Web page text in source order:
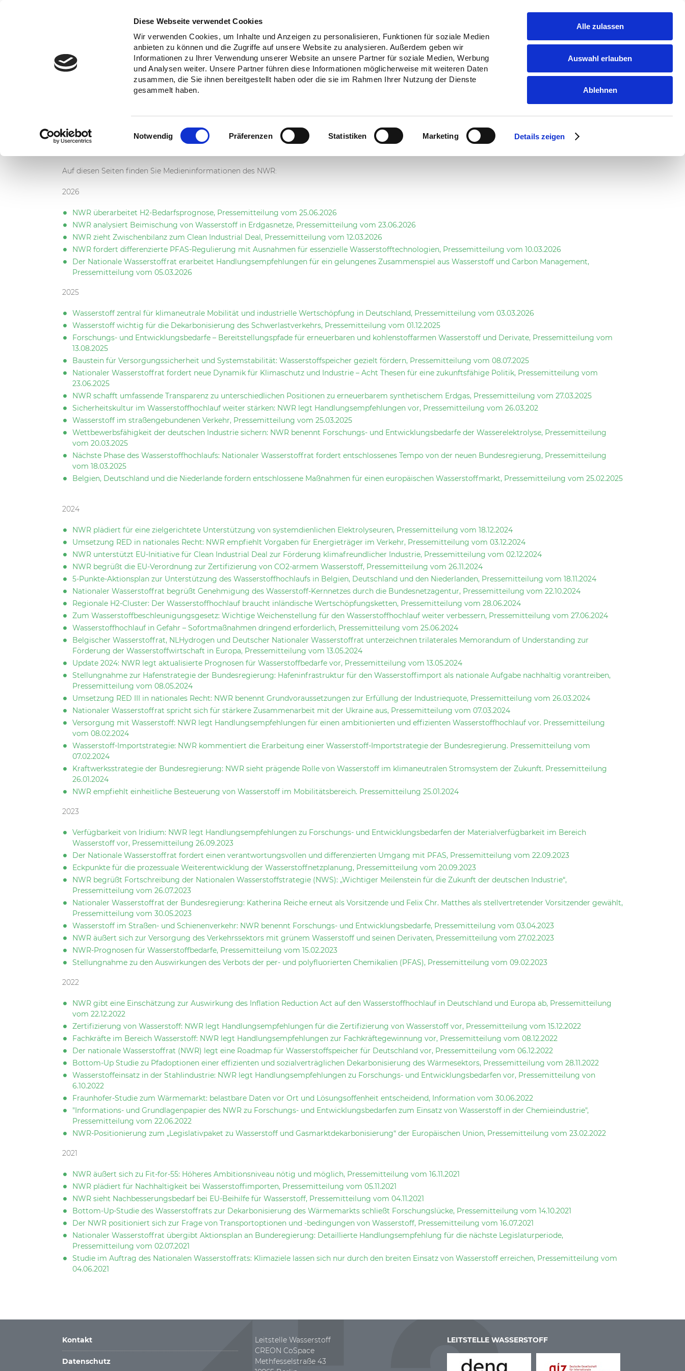
Diese Webseite verwendet Cookies
Wir verwenden Cookies, um Inhalte und Anzeigen zu personalisieren, Funktionen für soziale Medien
anbieten zu können und die Zugriffe auf unsere Website zu analysieren. Außerdem geben wir
Informationen zu Ihrer Verwendung unserer Website an unsere Partner für soziale Medien, Werbung
und Analysen weiter. Unsere Partner führen diese Informationen möglicherweise mit weiteren Daten
zusammen, die Sie ihnen bereitgestellt haben oder die sie im Rahmen Ihrer Nutzung der Dienste
gesammelt haben.
Einwilligungsauswahl
Notwendig
Präferenzen Statistiken Marketing Details zeigen
Alle zulassen
Auswahl erlauben
Ablehnen
DE | EN
NATIONALER WASSERSTOFFRAT HANDLUNGSEMPFEHLUNGEN MEDIENINFORMATIONEN
Medieninformationen
MEDIENINFORMATIONEN
Auf diesen Seiten finden Sie Medieninformationen des NWR:
2026
NWR überarbeitet H2-Bedarfsprognose, Pressemitteilung vom 25.06.2026
NWR analysiert Beimischung von Wasserstoff in Erdgasnetze, Pressemitteilung vom 23.06.2026
NWR zieht Zwischenbilanz zum Clean Industrial Deal, Pressemitteilung vom 12.03.2026
NWR fordert differenzierte PFAS-Regulierung mit Ausnahmen für essenzielle Wasserstofftechnologien, Pressemitteilung vom 10.03.2026
Der Nationale Wasserstoffrat erarbeitet Handlungsempfehlungen für ein gelungenes Zusammenspiel aus Wasserstoff und Carbon Management,
Pressemitteilung vom 05.03.2026
2025
Wasserstoff zentral für klimaneutrale Mobilität und industrielle Wertschöpfung in Deutschland, Pressemitteilung vom 03.03.2026
Wasserstoff wichtig für die Dekarbonisierung des Schwerlastverkehrs, Pressemitteilung vom 01.12.2025
Forschungs- und Entwicklungsbedarfe – Bereitstellungspfade für erneuerbaren und kohlenstoffarmen Wasserstoff und Derivate, Pressemitteilung vom
13.08.2025
Baustein für Versorgungssicherheit und Systemstabilität: Wasserstoffspeicher gezielt fördern, Pressemitteilung vom 08.07.2025
Nationaler Wasserstoffrat fordert neue Dynamik für Klimaschutz und Industrie – Acht Thesen für eine zukunftsfähige Politik, Pressemitteilung vom
23.06.2025
NWR schafft umfassende Transparenz zu unterschiedlichen Positionen zu erneuerbarem synthetischem Erdgas, Pressemitteilung vom 27.03.2025
Sicherheitskultur im Wasserstoffhochlauf weiter stärken: NWR legt Handlungsempfehlungen vor, Pressemitteilung vom 26.03.202
Wasserstoff im straßengebundenen Verkehr, Pressemitteilung vom 25.03.2025
Wettbewerbsfähigkeit der deutschen Industrie sichern: NWR benennt Forschungs- und Entwicklungsbedarfe der Wasserelektrolyse, Pressemitteilung
vom 20.03.2025
Nächste Phase des Wasserstoffhochlaufs: Nationaler Wasserstoffrat fordert entschlossenes Tempo von der neuen Bundesregierung, Pressemitteilung
vom 18.03.2025
Belgien, Deutschland und die Niederlande fordern entschlossene Maßnahmen für einen europäischen Wasserstoffmarkt, Pressemitteilung vom 25.02.2025
2024
NWR plädiert für eine zielgerichtete Unterstützung von systemdienlichen Elektrolyseuren, Pressemitteilung vom 18.12.2024
Umsetzung RED in nationales Recht: NWR empfiehlt Vorgaben für Energieträger im Verkehr, Pressemitteilung vom 03.12.2024
NWR unterstützt EU-Initiative für Clean Industrial Deal zur Förderung klimafreundlicher Industrie, Pressemitteilung vom 02.12.2024
NWR begrüßt die EU-Verordnung zur Zertifizierung von CO2-armem Wasserstoff, Pressemitteilung vom 26.11.2024
5-Punkte-Aktionsplan zur Unterstützung des Wasserstoffhochlaufs in Belgien, Deutschland und den Niederlanden, Pressemitteilung vom 18.11.2024
Nationaler Wasserstoffrat begrüßt Genehmigung des Wasserstoff-Kernnetzes durch die Bundesnetzagentur, Pressemitteilung vom 22.10.2024
Regionale H2-Cluster: Der Wasserstoffhochlauf braucht inländische Wertschöpfungsketten, Pressemitteilung vom 28.06.2024
Zum Wasserstoffbeschleunigungsgesetz: Wichtige Weichenstellung für den Wasserstoffhochlauf weiter verbessern, Pressemitteilung vom 27.06.2024
Wasserstoffhochlauf in Gefahr – Sofortmaßnahmen dringend erforderlich, Pressemitteilung vom 25.06.2024
Belgischer Wasserstoffrat, NLHydrogen und Deutscher Nationaler Wasserstoffrat unterzeichnen trilaterales Memorandum of Understanding zur
Förderung der Wasserstoffwirtschaft in Europa, Pressemitteilung vom 13.05.2024
Update 2024: NWR legt aktualisierte Prognosen für Wasserstoffbedarfe vor, Pressemitteilung vom 13.05.2024
Stellungnahme zur Hafenstrategie der Bundesregierung: Hafeninfrastruktur für den Wasserstoffimport als nationale Aufgabe nachhaltig vorantreiben,
Pressemitteilung vom 08.05.2024
Umsetzung RED III in nationales Recht: NWR benennt Grundvoraussetzungen zur Erfüllung der Industriequote, Pressemitteilung vom 26.03.2024
Nationaler Wasserstoffrat spricht sich für stärkere Zusammenarbeit mit der Ukraine aus, Pressemitteilung vom 07.03.2024
Versorgung mit Wasserstoff: NWR legt Handlungsempfehlungen für einen ambitionierten und effizienten Wasserstoffhochlauf vor. Pressemitteilung
vom 08.02.2024
Wasserstoff-Importstrategie: NWR kommentiert die Erarbeitung einer Wasserstoff-Importstrategie der Bundesregierung. Pressemitteilung vom
07.02.2024
Kraftwerksstrategie der Bundesregierung: NWR sieht prägende Rolle von Wasserstoff im klimaneutralen Stromsystem der Zukunft. Pressemitteilung
26.01.2024
NWR empfiehlt einheitliche Besteuerung von Wasserstoff im Mobilitätsbereich. Pressemitteilung 25.01.2024
2023
Verfügbarkeit von Iridium: NWR legt Handlungsempfehlungen zu Forschungs- und Entwicklungsbedarfen der Materialverfügbarkeit im Bereich
Wasserstoff vor, Pressemitteilung 26.09.2023
Der Nationale Wasserstoffrat fordert einen verantwortungsvollen und differenzierten Umgang mit PFAS, Pressemitteilung vom 22.09.2023
Eckpunkte für die prozessuale Weiterentwicklung der Wasserstoffnetzplanung, Pressemitteilung vom 20.09.2023
NWR begrüßt Fortschreibung der Nationalen Wasserstoffstrategie (NWS): „Wichtiger Meilenstein für die Zukunft der deutschen Industrie“,
Pressemitteilung vom 26.07.2023
Nationaler Wasserstoffrat der Bundesregierung: Katherina Reiche erneut als Vorsitzende und Felix Chr. Matthes als stellvertretender Vorsitzender gewählt,
Pressemitteilung vom 30.05.2023
Wasserstoff im Straßen- und Schienenverkehr: NWR benennt Forschungs- und Entwicklungsbedarfe, Pressemitteilung vom 03.04.2023
NWR äußert sich zur Versorgung des Verkehrssektors mit grünem Wasserstoff und seinen Derivaten, Pressemitteilung vom 27.02.2023
NWR-Prognosen für Wasserstoffbedarfe, Pressemitteilung vom 15.02.2023
Stellungnahme zu den Auswirkungen des Verbots der per- und polyfluorierten Chemikalien (PFAS), Pressemitteilung vom 09.02.2023
2022
NWR gibt eine Einschätzung zur Auswirkung des Inflation Reduction Act auf den Wasserstoffhochlauf in Deutschland und Europa ab, Pressemitteilung
vom 22.12.2022
Zertifizierung von Wasserstoff: NWR legt Handlungsempfehlungen für die Zertifizierung von Wasserstoff vor, Pressemitteilung vom 15.12.2022
Fachkräfte im Bereich Wasserstoff: NWR legt Handlungsempfehlungen zur Fachkräftegewinnung vor, Pressemitteilung vom 08.12.2022
Der nationale Wasserstoffrat (NWR) legt eine Roadmap für Wasserstoffspeicher für Deutschland vor, Pressemitteilung vom 06.12.2022
Bottom-Up Studie zu Pfadoptionen einer effizienten und sozialverträglichen Dekarbonisierung des Wärmesektors, Pressemitteilung vom 28.11.2022
Wasserstoffeinsatz in der Stahlindustrie: NWR legt Handlungsempfehlungen zu Forschungs- und Entwicklungsbedarfen vor, Pressemitteilung von
6.10.2022
Fraunhofer-Studie zum Wärmemarkt: belastbare Daten vor Ort und Lösungsoffenheit entscheidend, Information vom 30.06.2022
"Informations- und Grundlagenpapier des NWR zu Forschungs- und Entwicklungsbedarfen zum Einsatz von Wasserstoff in der Chemieindustrie",
Pressemitteilung vom 22.06.2022
NWR-Positionierung zum „Legislativpaket zu Wasserstoff und Gasmarktdekarbonisierung“ der Europäischen Union, Pressemitteilung vom 23.02.2022
2021
NWR äußert sich zu Fit-for-55: Höheres Ambitionsniveau nötig und möglich, Pressemitteilung vom 16.11.2021
NWR plädiert für Nachhaltigkeit bei Wasserstoffimporten, Pressemitteilung vom 05.11.2021
NWR sieht Nachbesserungsbedarf bei EU-Beihilfe für Wasserstoff, Pressemitteilung vom 04.11.2021
Bottom-Up-Studie des Wasserstoffrats zur Dekarbonisierung des Wärmemarkts schließt Forschungslücke, Pressemitteilung vom 14.10.2021
Der NWR positioniert sich zur Frage von Transportoptionen und -bedingungen von Wasserstoff, Pressemitteilung vom 16.07.2021
Nationaler Wasserstoffrat übergibt Aktionsplan an Bunderegierung: Detaillierte Handlungsempfehlung für die nächste Legislaturperiode,
Pressemitteilung vom 02.07.2021
Studie im Auftrag des Nationalen Wasserstoffrats: Klimaziele lassen sich nur durch den breiten Einsatz von Wasserstoff erreichen, Pressemitteilung vom
04.06.2021
Kontakt
Datenschutz
Leitstelle Wasserstoff
CREON CoSpace
Methfesselstraße 43
LEITSTELLE WASSERSTOFF